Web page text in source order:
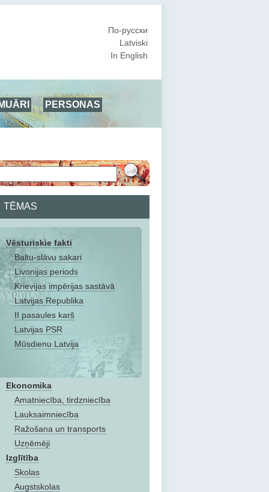
По-русски
Latviski
In English
PERSONAS
TĒMAS
Vēsturiskie fakti
Baltu-slāvu sakari
Livonijas periods
Krievijas impērijas sastāvā
Latvijas Republika
II pasaules karš
Latvijas PSR
Mūsdienu Latvija
Ekonomika
Amatniecība, tirdzniecība
Lauksaimniecība
Ražošana un transports
Uzņēmēji
Izglītība
Skolas
Augstskolas